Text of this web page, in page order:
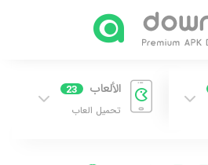
الألعاب 23
تحميل العاب